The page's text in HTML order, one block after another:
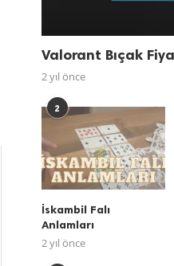
Valorant Bıçak
2 yıl önce
2
İskambil Falı
Anlamları
2 yıl önce